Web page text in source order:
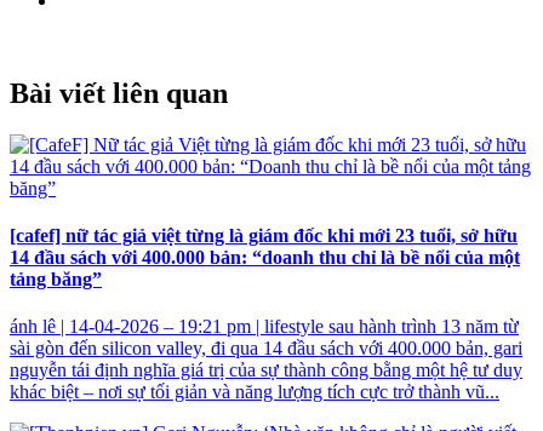
Bài viết liên quan
[cafef] nữ tác giả việt từng là giám đốc khi mới 23 tuổi, sở hữu
14 đầu sách với 400.000 bản: “doanh thu chỉ là bề nổi của một
tảng băng”
ánh lê | 14-04-2026 – 19:21 pm | lifestyle sau hành trình 13 năm từ
sài gòn đến silicon valley, đi qua 14 đầu sách với 400.000 bản, gari
nguyễn tái định nghĩa giá trị của sự thành công bằng một hệ tư duy
khác biệt – nơi sự tối giản và năng lượng tích cực trở thành vũ...